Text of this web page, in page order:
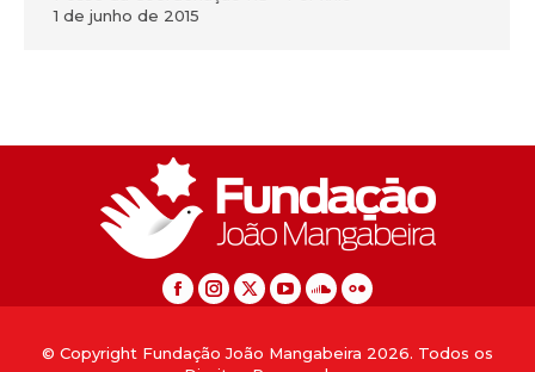
1 de junho de 2015
© Copyright Fundação João Mangabeira 2026. Todos os